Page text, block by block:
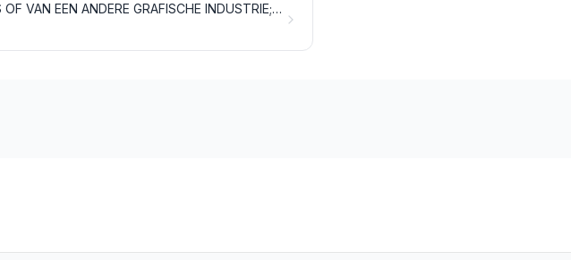
ARTIKELEN VAN DE UITGEVERIJ, VAN DE PERS OF VAN EEN ANDERE GRAFISCHE INDUSTRIE; GESCHREVEN OF GETYPTE TEKSTEN EN PLANNEN